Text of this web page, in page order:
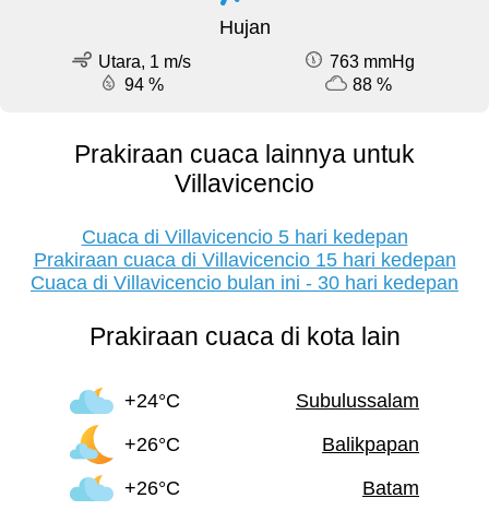
Hujan
Utara, 1 m/s
763 mmHg
94 %
88 %
Prakiraan cuaca lainnya untuk
Villavicencio
Cuaca di Villavicencio 5 hari kedepan
Prakiraan cuaca di Villavicencio 15 hari kedepan
Cuaca di Villavicencio bulan ini - 30 hari kedepan
Prakiraan cuaca di kota lain
+24°C
Subulussalam
+26°C
Balikpapan
+26°C
Batam